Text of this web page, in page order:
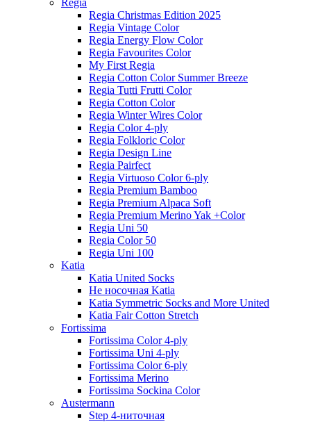
Regia
Regia Christmas Edition 2025
Regia Vintage Color
Regia Energy Flow Color
Regia Favourites Color
My First Regia
Regia Cotton Color Summer Breeze
Regia Tutti Frutti Color
Regia Cotton Color
Regia Winter Wires Color
Regia Color 4-ply
Regia Folkloric Color
Regia Design Line
Regia Pairfect
Regia Virtuoso Color 6-ply
Regia Premium Bamboo
Regia Premium Alpaca Soft
Regia Premium Merino Yak +Color
Regia Uni 50
Regia Color 50
Regia Uni 100
Katia
Katia United Socks
Не носочная Katia
Katia Symmetric Socks and More United
Katia Fair Cotton Stretch
Fortissima
Fortissima Color 4-ply
Fortissima Uni 4-ply
Fortissima Color 6-ply
Fortissima Merino
Fortissima Sockina Color
Austermann
Step 4-ниточная